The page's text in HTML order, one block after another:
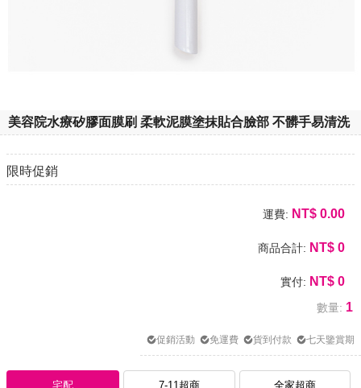
美容院水療矽膠面膜刷 柔軟泥膜塗抹貼合臉部 不髒手易清洗
限時促銷
運費: NT$ 0.00
商品合計: NT$ 0
實付: NT$ 0
數量: 1
促銷活動 免運費 貨到付款 七天鑒賞期
宅配 7-11超商 全家超商